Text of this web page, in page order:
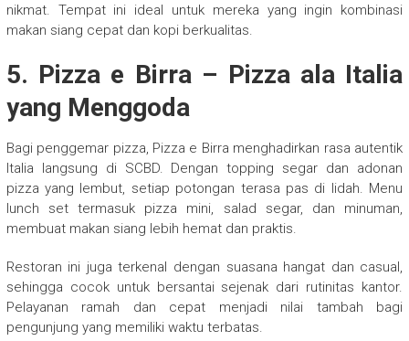
nikmat. Tempat ini ideal untuk mereka yang ingin kombinasi
makan siang cepat dan kopi berkualitas.
5. Pizza e Birra – Pizza ala Italia
yang Menggoda
Bagi penggemar pizza, Pizza e Birra menghadirkan rasa autentik
Italia langsung di SCBD. Dengan topping segar dan adonan
pizza yang lembut, setiap potongan terasa pas di lidah. Menu
lunch set termasuk pizza mini, salad segar, dan minuman,
membuat makan siang lebih hemat dan praktis.
Restoran ini juga terkenal dengan suasana hangat dan casual,
sehingga cocok untuk bersantai sejenak dari rutinitas kantor.
Pelayanan ramah dan cepat menjadi nilai tambah bagi
pengunjung yang memiliki waktu terbatas.